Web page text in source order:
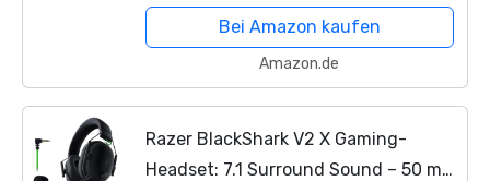
für PC, Mac, PS4,Xbox One&
Switch)...
Bei Amazon kaufen
Amazon.de
Razer BlackShark V2 X Gaming-
Headset: 7.1 Surround Sound – 50 mm